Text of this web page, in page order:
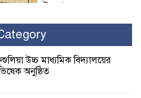
ইসলামের সবচেয়ে
নুর
দোষ দিচ্ছেন, আপনারা
উচ্চ মাধ্যমিক বিদ্যালয়ের
অনুষ্ঠিত